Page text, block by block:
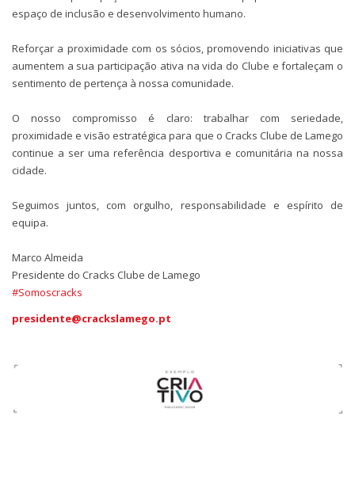
espaço de inclusão e desenvolvimento humano.
Reforçar a proximidade com os sócios, promovendo iniciativas que
aumentem a sua participação ativa na vida do Clube e fortaleçam o
sentimento de pertença à nossa comunidade.
O nosso compromisso é claro: trabalhar com seriedade,
proximidade e visão estratégica para que o Cracks Clube de Lamego
continue a ser uma referência desportiva e comunitária na nossa
cidade.
Seguimos juntos, com orgulho, responsabilidade e espírito de
equipa.
Marco Almeida
Presidente do Cracks Clube de Lamego
#Somoscracks
presidente@crackslamego.pt